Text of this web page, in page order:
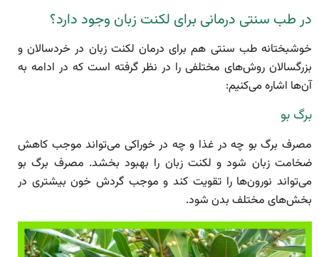
در طب سنتی درمانی برای لکنت زبان وجود دارد؟
خوشبختانه طب سنتی هم برای درمان لکنت زبان در خردسالان و
بزرگسالان روش‌های مختلفی را در نظر گرفته است که در ادامه به
آن‌ها اشاره می‌کنیم:
برگ بو
مصرف برگ بو چه در غذا و چه در خوراکی می‌تواند موجب کاهش
ضخامت زبان شود و لکنت زبان را بهبود بخشد. مصرف برگ بو
می‌تواند نورون‌ها را تقویت کند و موجب گردش خون بیشتری در
بخش‌های مختلف بدن شود.